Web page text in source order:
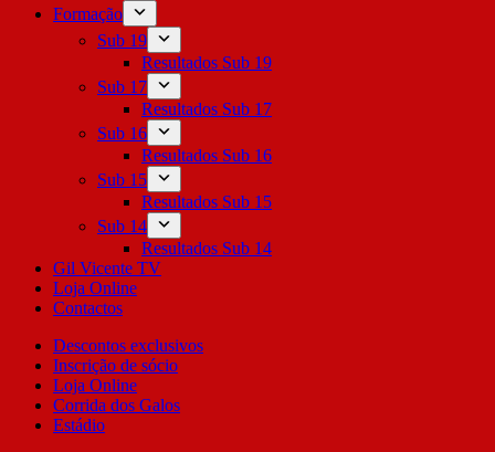
Formação
Sub 19
Resultados Sub 19
Sub 17
Resultados Sub 17
Sub 16
Resultados Sub 16
Sub 15
Resultados Sub 15
Sub 14
Resultados Sub 14
Gil Vicente TV
Loja Online
Contactos
Descontos exclusivos
Inscrição de sócio
Loja Online
Corrida dos Galos
Estádio